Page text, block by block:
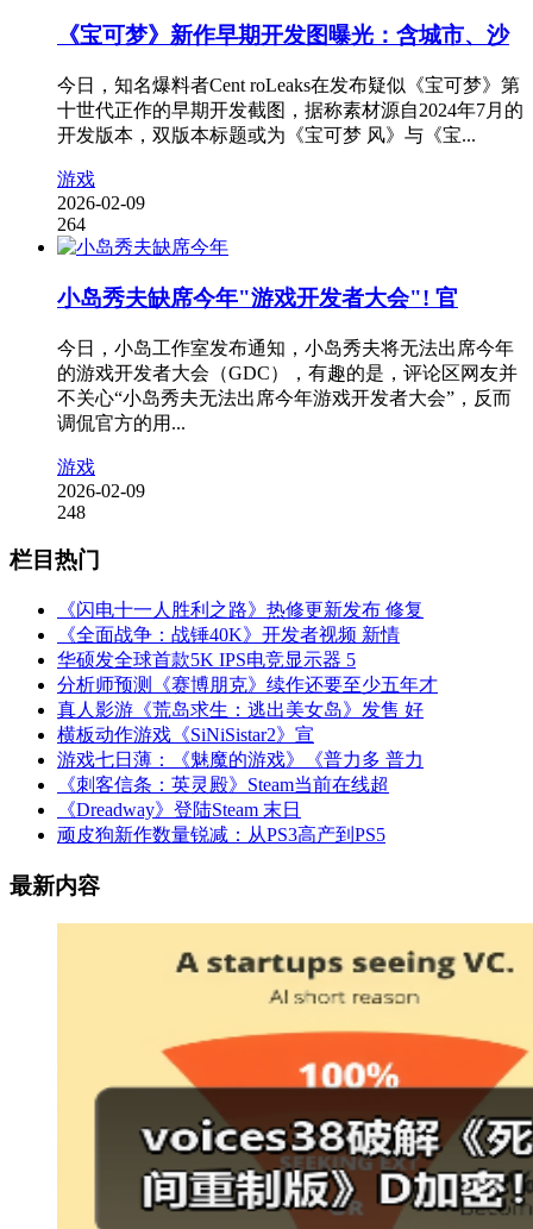
《宝可梦》新作早期开发图曝光：含城市、沙
今日，知名爆料者Cent roLeaks在发布疑似《宝可梦》第
十世代正作的早期开发截图，据称素材源自2024年7月的
开发版本，双版本标题或为《宝可梦 风》与《宝...
游戏
2026-02-09
264
小岛秀夫缺席今年"游戏开发者大会"! 官
今日，小岛工作室发布通知，小岛秀夫将无法出席今年
的游戏开发者大会（GDC），有趣的是，评论区网友并
不关心“小岛秀夫无法出席今年游戏开发者大会”，反而
调侃官方的用...
游戏
2026-02-09
248
栏目热门
《闪电十一人胜利之路》热修更新发布 修复
《全面战争：战锤40K》开发者视频 新情
华硕发全球首款5K IPS电竞显示器 5
分析师预测《赛博朋克》续作还要至少五年才
真人影游《荒岛求生：逃出美女岛》发售 好
横板动作游戏《SiNiSistar2》宣
游戏七日薄：《魅魔的游戏》《普力多 普力
《刺客信条：英灵殿》Steam当前在线超
《Dreadway》登陆Steam 末日
顽皮狗新作数量锐减：从PS3高产到PS5
最新内容